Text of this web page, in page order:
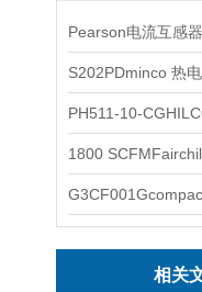
Pearson电流互感
S202PDminco 热
相关